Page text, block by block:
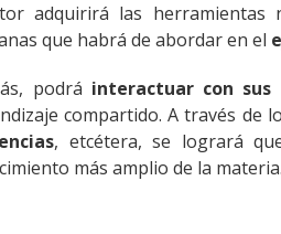
adquirirá las herramientas
que habrá de abordar en el
podrá interactuar con sus
compartido. A través de
, etcétera, se logrará
más amplio de la materia.